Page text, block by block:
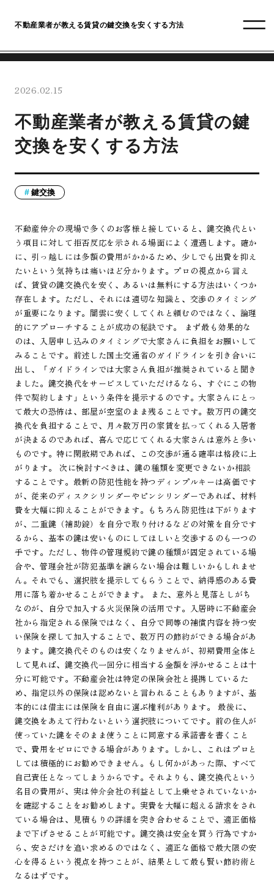
不動産業者が教える賃貸の鍵交換を安くする方法
2026.02.15
不動産業者が教える賃貸の鍵
交換を安くする方法
鍵交換
不動産仲介の現場で多くのお客様と接していると、鍵交換代とい
う項目に対して拒否反応を示される場面によく遭遇します。確か
に、引っ越しには多額の費用がかかるため、少しでも出費を抑え
たいという気持ちは痛いほど分かります。プロの視点から言え
ば、賃貸の鍵交換代を安く、あるいは無料にする方法はいくつか
存在します。ただし、それには適切な知識と、交渉のタイミング
が重要になります。闇雲に安くしてくれと頼むのではなく、論理
的にアプローチすることが成功の秘訣です。 まず最も効果的な
のは、入居申し込みのタイミングで大家さんに負担をお願いして
みることです。前述した国土交通省のガイドラインを引き合いに
出し、「ガイドラインでは大家さん負担が推奨されていると聞き
ました。鍵交換代をサービスしていただけるなら、すぐにこの物
件で契約します」という条件を提示するのです。大家さんにとっ
て最大の恐怖は、部屋が空室のまま残ることです。数万円の鍵交
換代を負担することで、月々数万円の家賃を払ってくれる入居者
が決まるのであれば、喜んで応じてくれる大家さんは意外と多い
ものです。特に閑散期であれば、この交渉が通る確率は格段に上
がります。 次に検討すべきは、鍵の種類を変更できないか相談
することです。最新の防犯性能を持つディンプルキーは高価です
が、従来のディスクシリンダーやピンシリンダーであれば、材料
費を大幅に抑えることができます。もちろん防犯性は下がります
が、二重鍵（補助錠）を自分で取り付けるなどの対策を自分です
るから、基本の鍵は安いものにしてほしいと交渉するのも一つの
手です。ただし、物件の管理規約で鍵の種類が固定されている場
合や、管理会社が防犯基準を譲らない場合は難しいかもしれませ
ん。それでも、選択肢を提示してもらうことで、納得感のある費
用に落ち着かせることができます。 また、意外と見落としがち
なのが、自分で加入する火災保険の活用です。入居時に不動産会
社から指定される保険ではなく、自分で同等の補償内容を持つ安
い保険を探して加入することで、数万円の節約ができる場合があ
ります。鍵交換代そのものは安くなりませんが、初期費用全体と
して見れば、鍵交換代一回分に相当する金額を浮かせることは十
分に可能です。不動産会社は特定の保険会社と提携しているた
め、指定以外の保険は認めないと言われることもありますが、基
本的には借主には保険を自由に選ぶ権利があります。 最後に、
鍵交換をあえて行わないという選択肢についてです。前の住人が
使っていた鍵をそのまま使うことに同意する承諾書を書くこと
で、費用をゼロにできる場合があります。しかし、これはプロと
しては積極的にお勧めできません。もし何かがあった際、すべて
自己責任となってしまうからです。それよりも、鍵交換代という
名目の費用が、実は仲介会社の利益として上乗せされていないか
を確認することをお勧めします。実費を大幅に超える請求をされ
ている場合は、見積もりの詳細を突き合わせることで、適正価格
まで下げさせることが可能です。鍵交換は安全を買う行為ですか
ら、安さだけを追い求めるのではなく、適正な価格で最大限の安
心を得るという視点を持つことが、結果として最も賢い節約術と
なるはずです。